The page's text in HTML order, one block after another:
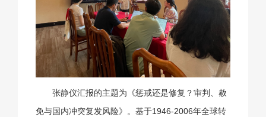
张静仪汇报的主题为《惩戒还是修复？审判、赦
免与国内冲突复发风险》。基于1946-2006年全球转